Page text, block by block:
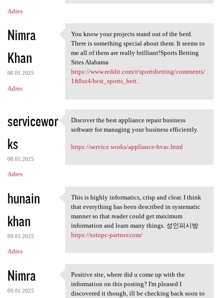
Adres
Nimra
Khan
08.01.2025
Adres
You know your projects stand
You know your projects stand out of the herd.
There is something special about them. It seems to
me all of them are really brilliant!Sports Betting
Sites Alabama
https://www.reddit.com/r/sportsbetting/comments/
1ft8sz4/best_sports_bett...
servicewor
ks
08.01.2025
Adres
Discover the best appliance
Discover the best appliance repair business
software for managing your business efficiently.
https://service.works/appliance-hvac.html
hunain
khan
09.01.2025
Adres
This is highly informatics,
This is highly informatics, crisp and clear. I think
that everything has been described in systematic
manner so that reader could get maximum
information and learn many things. 성인피시방
https://totopc-partner.com/
Nimra
09.01.2025
Positive site, where did u
Positive site, where did u come up with the
information on this posting? I'm pleased I
discovered it though, ill be checking back soon to